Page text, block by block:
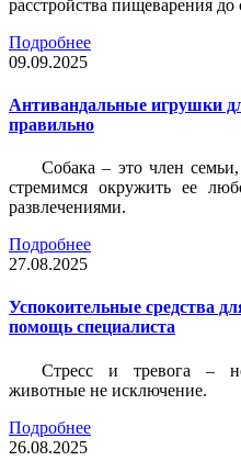
расстройства пищеварения до
Подробнее
09.09.2025
Антивандальные игрушки
правильно
Собака – это член
стремимся окружить ее
развлечениями.
Подробнее
27.08.2025
Успокоительные средства
помощь специалиста
Стресс и тревога –
животные не исключение.
Подробнее
26.08.2025